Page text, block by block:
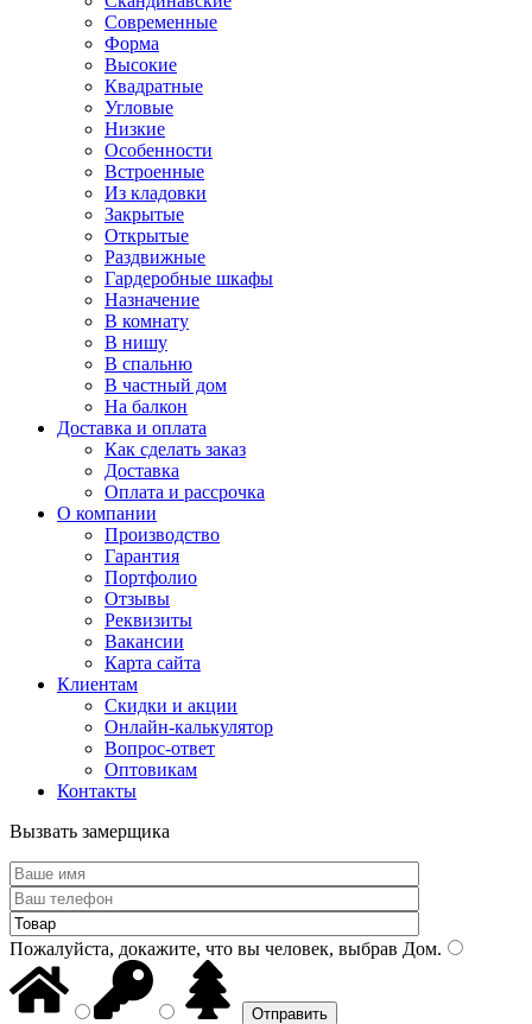
Современные
Форма
Высокие
Квадратные
Угловые
Низкие
Особенности
Встроенные
Из кладовки
Закрытые
Открытые
Раздвижные
Гардеробные шкафы
Назначение
В комнату
В нишу
В спальню
В частный дом
На балкон
Доставка и оплата
Как сделать заказ
Доставка
Оплата и рассрочка
О компании
Производство
Гарантия
Портфолио
Отзывы
Реквизиты
Вакансии
Карта сайта
Клиентам
Скидки и акции
Онлайн-калькулятор
Вопрос-ответ
Оптовикам
Контакты
Вызвать замерщика
Пожалуйста, докажите, что вы человек, выбрав Дом.